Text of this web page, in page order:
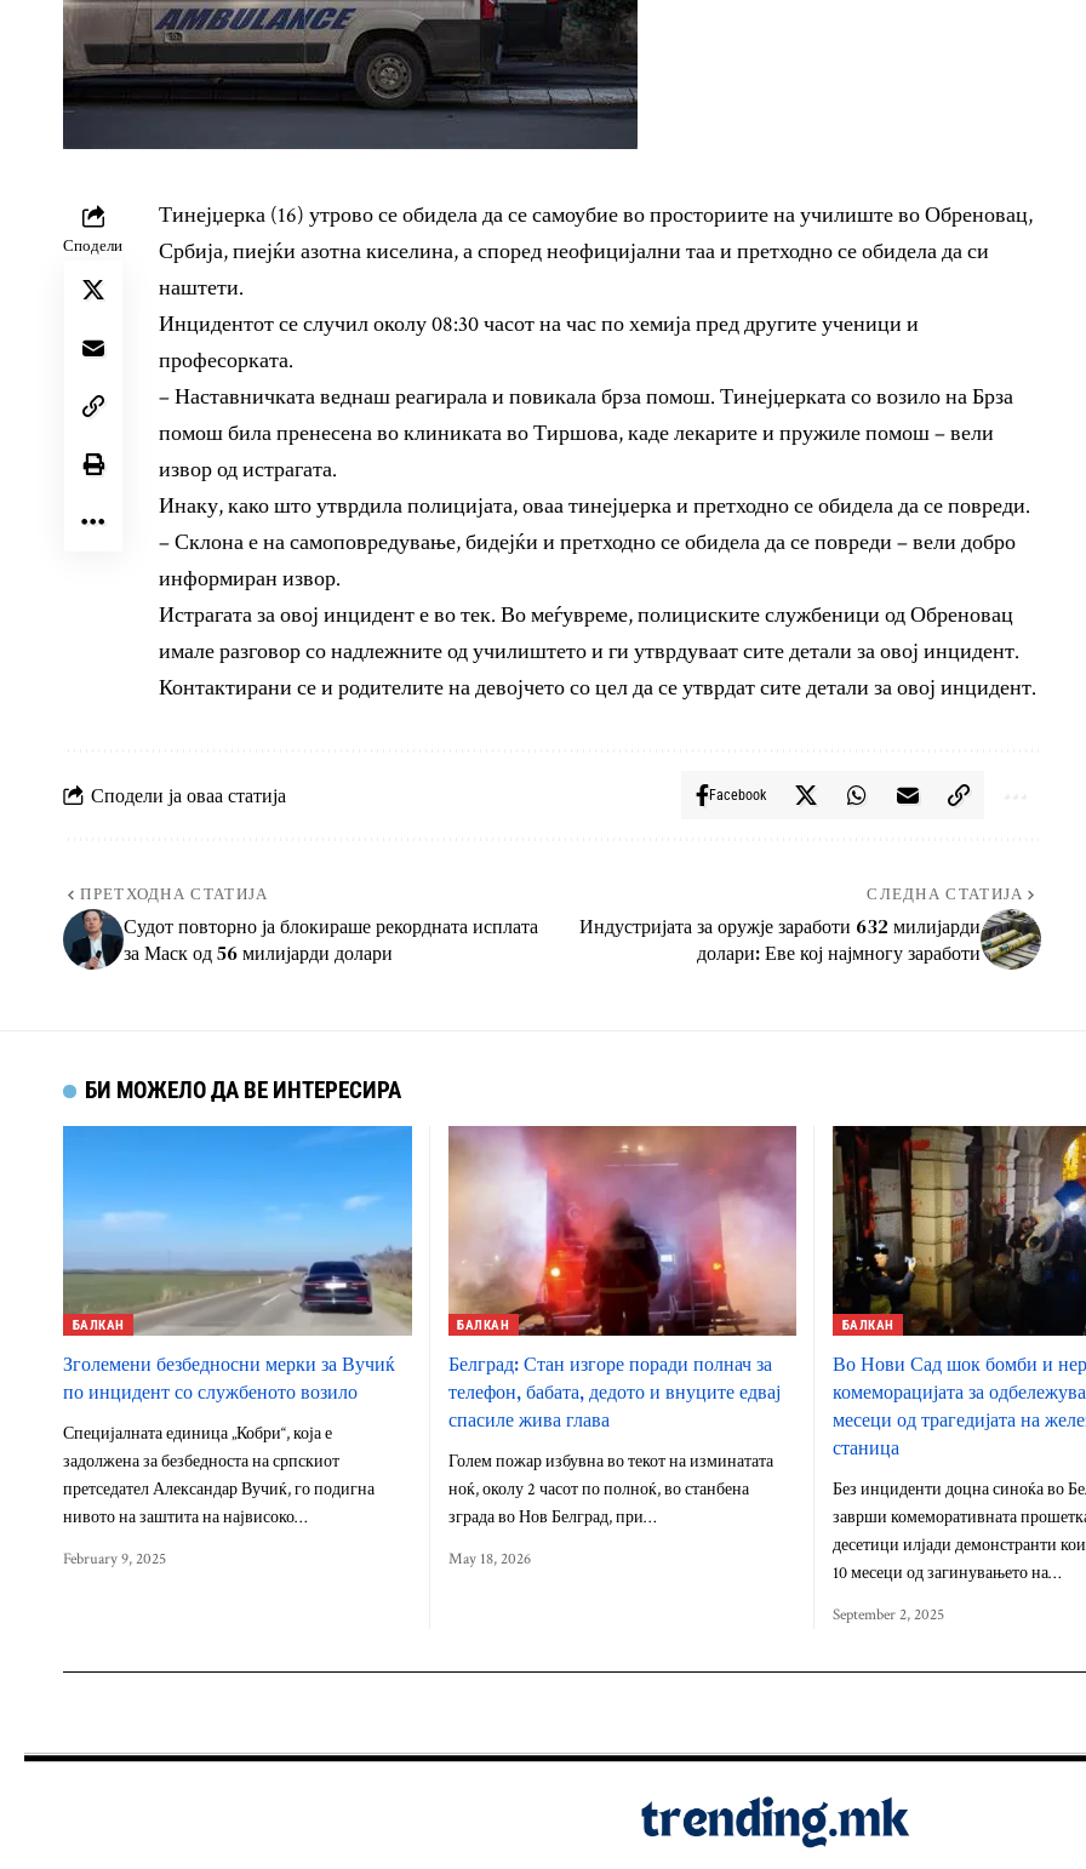
Сподели
Тинејџерка (16) утрово се обидела да се самоубие во просториите на училиште во Обреновац,
Србија, пиејќи азотна киселина, а според неофицијални таа и претходно се обидела да си
наштети.
Инцидентот се случил околу 08:30 часот на час по хемија пред другите ученици и
професорката.
– Наставничката веднаш реагирала и повикала брза помош. Тинејџерката со возило на Брза
помош била пренесена во клиниката во Тиршова, каде лекарите и пружиле помош – вели
извор од истрагата.
Инаку, како што утврдила полицијата, оваа тинејџерка и претходно се обидела да се повреди.
– Склона е на самоповредување, бидејќи и претходно се обидела да се повреди – вели добро
информиран извор.
Истрагата за овој инцидент е во тек. Во меѓувреме, полициските службеници од Обреновац
имале разговор со надлежните од училиштето и ги утврдуваат сите детали за овој инцидент.
Контактирани се и родителите на девојчето со цел да се утврдат сите детали за овој инцидент.
Сподели ја оваа статија Facebook
ПРЕТХОДНА СТАТИЈА
Судот повторно ја блокираше рекордната исплата
за Маск од 56 милијарди долари
СЛЕДНА СТАТИЈА
Индустријата за оружје заработи 632 милијарди
долари: Еве кој најмногу заработи
БИ МОЖЕЛО ДА ВЕ ИНТЕРЕСИРА
БАЛКАН
Зголемени безбедносни мерки за Вучиќ
по инцидент со службеното возило
Специјалната единица „Кобри“, која е
задолжена за безбедноста на српскиот
претседател Александар Вучиќ, го подигна
нивото на заштита на највисоко…
February 9, 2025
БАЛКАН
Белград: Стан изгоре поради полнач за
телефон, бабата, дедото и внуците едвај
спасиле жива глава
Голем пожар избувна во текот на изминатата
ноќ, околу 2 часот по полноќ, во станбена
зграда во Нов Белград, при…
May 18, 2026
БАЛКАН
Во Нови Сад шок бомби и
комеморацијата за
месеци од трагедијата на
станица
Без инциденти доцна синоќа во
заврши комеморативната
десетици илјади демонстранти
10 месеци од загинувањето на…
September 2, 2025